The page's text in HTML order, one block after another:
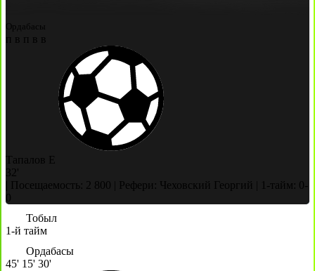
Ордабасы
п в п в в
Тапалов Е
32'
Посещаемость: 2 800 Рефери: Чеховский Георгий
1-тайм: 0-
0
Тобыл
1-й тайм
Ордабасы
45' 15' 30'